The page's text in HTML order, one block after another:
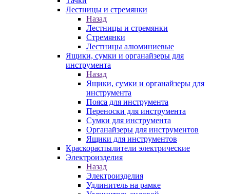
Лестницы и стремянки
Назад
Лестницы и стремянки
Стремянки
Лестницы алюминиевые
Ящики, сумки и органайзеры для
инструмента
Назад
Ящики, сумки и органайзеры для
инструмента
Пояса для инструмента
Переноски для инструмента
Сумки для инструмента
Органайзеры для инструментов
Ящики для инструментов
Краскораспылители электрические
Электроизделия
Назад
Электроизделия
Удлинитель на рамке